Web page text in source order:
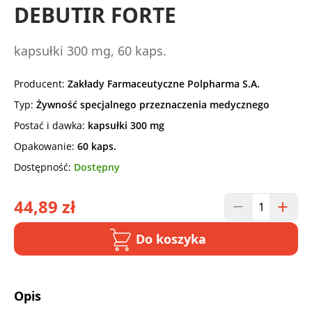
DEBUTIR FORTE
kapsułki 300 mg, 60 kaps.
Producent: Zakłady Farmaceutyczne Polpharma S.A.
Typ: Żywność specjalnego przeznaczenia medycznego
Postać i dawka: kapsułki 300 mg
Opakowanie: 60 kaps.
Dostępność: Dostępny
44,89 zł
Do koszyka
Opis